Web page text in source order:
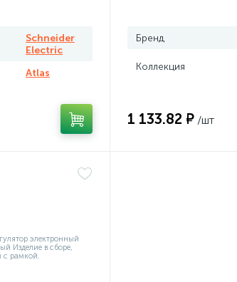
Schneider
Electric
Atlas
Бренд
Коллекция
1 133.82 ₽ /шт